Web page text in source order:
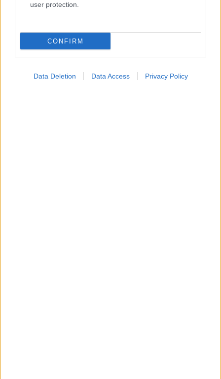
user protection.
CONFIRM
Data Deletion Data Access Privacy Policy